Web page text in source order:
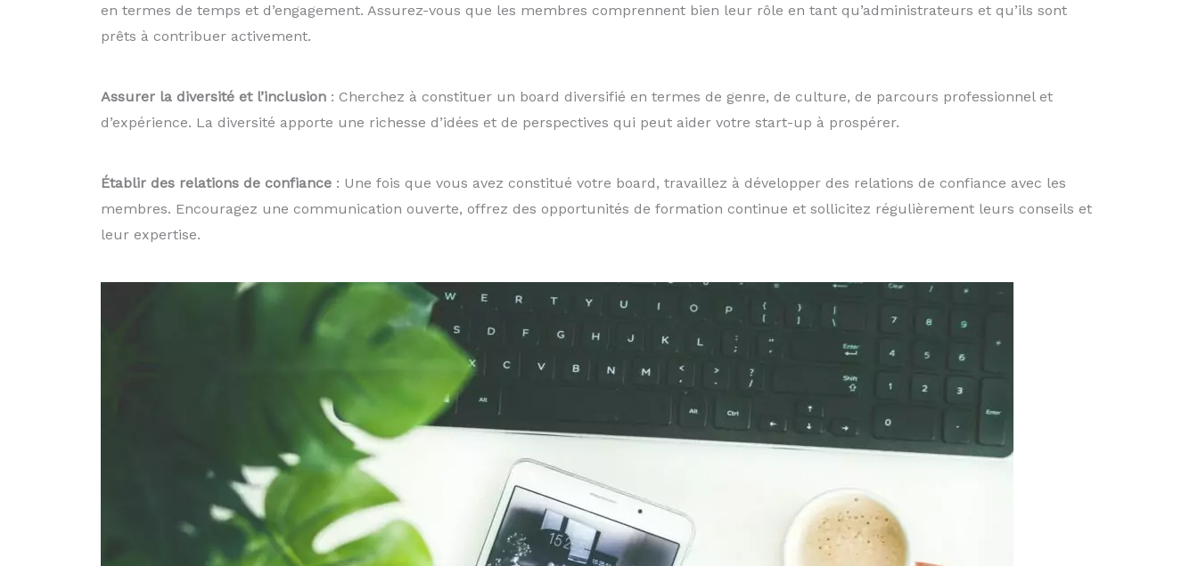
en termes de temps et d’engagement. Assurez-vous que les membres comprennent bien leur rôle en tant qu’administrateurs et qu’ils sont
prêts à contribuer activement.
Assurer la diversité et l’inclusion: Cherchez à constituer un board diversifié en termes de genre, de culture, de parcours professionnel et
d’expérience. La diversité apporte une richesse d’idées et de perspectives qui peut aider votre start-up à prospérer.
Établir des relations de confiance : Une fois que vous avez constitué votre board, travaillez à développer des relations de confiance avec les
membres. Encouragez une communication ouverte, offrez des opportunités de formation continue et sollicitez régulièrement leurs conseils et
leur expertise.